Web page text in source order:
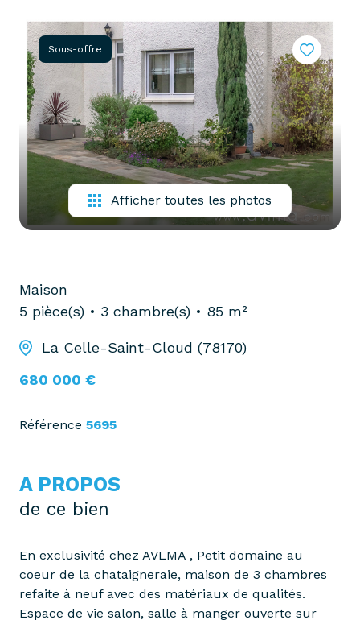
confiez-
nous
votre
recherche
acheter
biens
pro
biens
gestion
locative
vendre
mon
bien
nous
votre
Sous-offre
Afficher toutes les photos
Maison
5 pièce(s)
3 chambre(s) 85 m²
La Celle-Saint-Cloud (78170)
680 000 €
Référence 5695
A PROPOS
de ce bien
En exclusivité chez AVLMA , Petit domaine au
coeur de la chataigneraie, maison de 3 chambres
refaite à neuf avec des matériaux de qualités.
Espace de vie salon, salle à manger ouverte sur